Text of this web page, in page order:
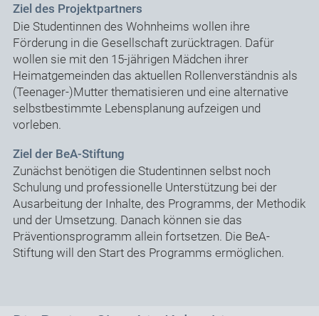
Ziel des Projektpartners
Die Studentinnen des Wohnheims wollen ihre
Förderung in die Gesellschaft zurücktragen. Dafür
wollen sie mit den 15-jährigen Mädchen ihrer
Heimatgemeinden das aktuellen Rollenverständnis als
(Teenager-)Mutter thematisieren und eine alternative
selbstbestimmte Lebensplanung aufzeigen und
vorleben.
Ziel der BeA-Stiftung
Zunächst benötigen die Studentinnen selbst noch
Schulung und professionelle Unterstützung bei der
Ausarbeitung der Inhalte, des Programms, der Methodik
und der Umsetzung. Danach können sie das
Präventionsprogramm allein fortsetzen. Die BeA-
Stiftung will den Start des Programms ermöglichen.